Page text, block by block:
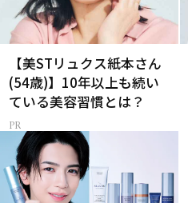
【美STリュクス紙本さん
(54歳)】10年以上も続い
ている美容習慣とは？